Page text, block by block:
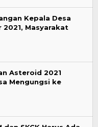
Kepala Desa
Masyarakat
Asteroid 2021
Mengungsi ke